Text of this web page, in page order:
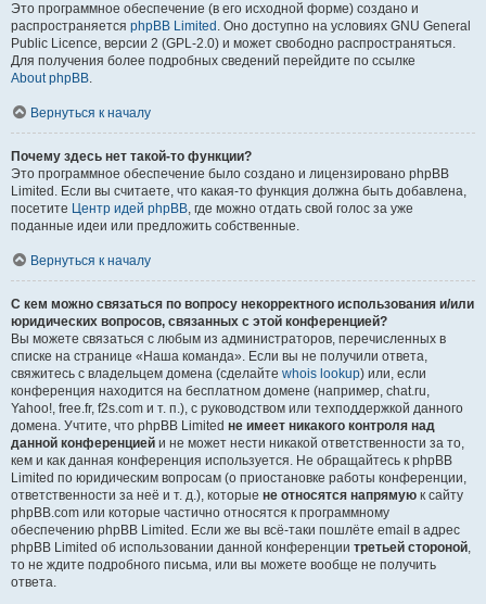
Это программное обеспечение (в его исходной форме) создано и
распространяется phpBB Limited . Оно доступно на условиях GNU General
Public Licence, версии 2 (GPL-2.0) и может свободно распространяться.
Для получения более подробных сведений перейдите по ссылке
About phpBB.
Вернуться к началу
Почему здесь нет такой-то функции?
Это программное обеспечение было создано и лицензировано phpBB
Limited. Если вы считаете, что какая-то функция должна быть добавлена,
посетите Центр идей phpBB, где можно отдать свой голос за уже
поданные идеи или предложить собственные.
Вернуться к началу
С кем можно связаться по вопросу некорректного использования и/или
юридических вопросов, связанных с этой конференцией?
Вы можете связаться с любым из администраторов, перечисленных в
списке на странице «Наша команда». Если вы не получили ответа,
свяжитесь с владельцем домена (сделайте whois lookup) или, если
конференция находится на бесплатном домене (например, chat.ru,
Yahoo!, free.fr, f2s.com и т. п.), с руководством или техподдержкой данного
домена. Учтите, что phpBB Limited не имеет никакого контроля над
данной конференцией и не может нести никакой ответственности за то,
кем и как данная конференция используется. Не обращайтесь к phpBB
Limited по юридическим вопросам (о приостановке работы конференции,
ответственности за неё и т. д.), которые не относятся напрямую к сайту
phpBB.com или которые частично относятся к программному
обеспечению phpBB Limited. Если же вы всё-таки пошлёте email в адрес
phpBB Limited об использовании данной конференции третьей стороной,
то не ждите подробного письма, или вы можете вообще не получить
ответа.